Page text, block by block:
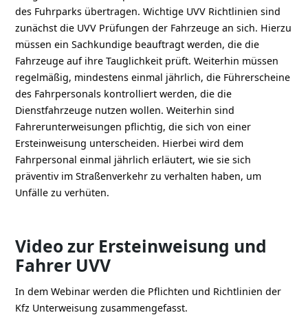
des Fuhrparks übertragen. Wichtige UVV Richtlinien sind
zunächst die UVV Prüfungen der Fahrzeuge an sich. Hierzu
müssen ein Sachkundige beauftragt werden, die die
Fahrzeuge auf ihre Tauglichkeit prüft. Weiterhin müssen
regelmäßig, mindestens einmal jährlich, die Führerscheine
des Fahrpersonals kontrolliert werden, die die
Dienstfahrzeuge nutzen wollen. Weiterhin sind
Fahrerunterweisungen pflichtig, die sich von einer
Ersteinweisung unterscheiden. Hierbei wird dem
Fahrpersonal einmal jährlich erläutert, wie sie sich
präventiv im Straßenverkehr zu verhalten haben, um
Unfälle zu verhüten.
Video zur Ersteinweisung und
Fahrer UVV
In dem Webinar werden die Pflichten und Richtlinien der
Kfz Unterweisung zusammengefasst.